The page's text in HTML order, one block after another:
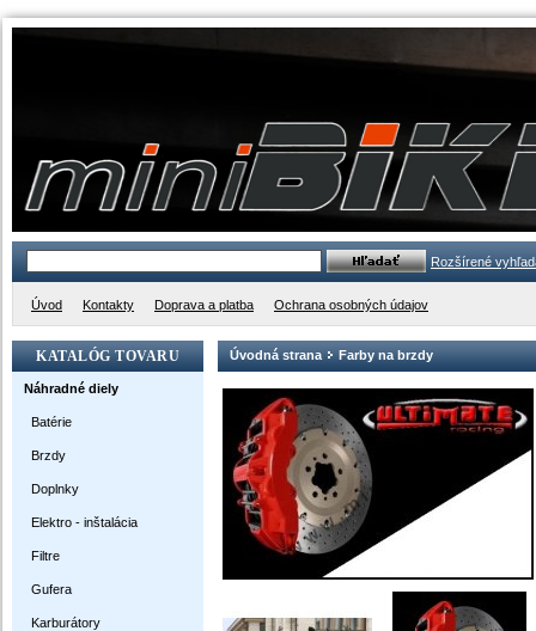
Rozšírené
Úvod Kontakty Doprava a platba Ochrana osobných údajov
KATALÓG TOVARU
Náhradné diely
Batérie
Brzdy
Doplnky
Elektro - inštalácia
Filtre
Gufera
Karburátory
Úvodná strana Farby na brzdy